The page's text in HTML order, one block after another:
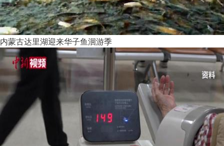
内蒙古达里湖迎来华子鱼洄游季